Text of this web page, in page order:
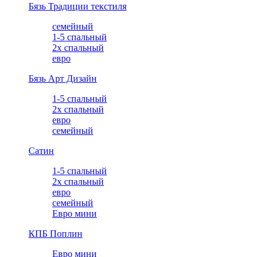
Бязь Традиции текстиля
семейный
1-5 спальный
2х спальный
евро
Бязь Арт Дизайн
1-5 спальный
2х спальный
евро
семейный
Сатин
1-5 спальный
2х спальный
евро
семейный
Евро мини
КПБ Поплин
Евро мини